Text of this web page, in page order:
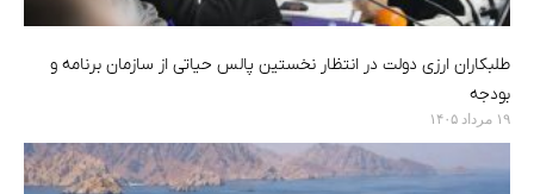
طلبکاران ارزی دولت در انتظار نخستین پالس حیاتی از سازمان برنامه و
بودجه
۱۹ مرداد ۱۴۰۵